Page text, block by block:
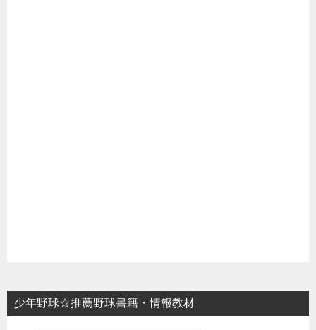
少年野球☆推薦野球書籍・情報教材